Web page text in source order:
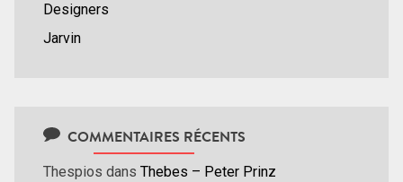
Designers
Jarvin
COMMENTAIRES RÉCENTS
Thespios dans Thebes – Peter Prinz